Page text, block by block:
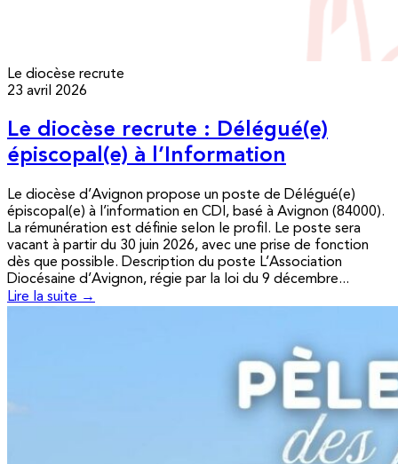
Le diocèse recrute
23 avril 2026
Le diocèse recrute : Délégué(e)
épiscopal(e) à l’Information
Le diocèse d’Avignon propose un poste de Délégué(e)
épiscopal(e) à l’information en CDI, basé à Avignon (84000).
La rémunération est définie selon le profil. Le poste sera
vacant à partir du 30 juin 2026, avec une prise de fonction
dès que possible. Description du poste L’Association
Diocésaine d’Avignon, régie par la loi du 9 décembre...
Lire la suite →